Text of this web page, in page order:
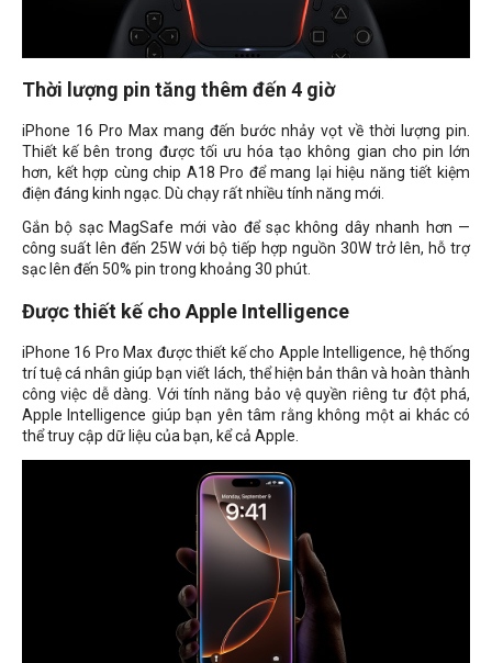
Thời lượng pin tăng thêm đến 4 giờ
iPhone 16 Pro Max mang đến bước nhảy vọt về thời lượng pin.
Thiết kế bên trong được tối ưu hóa tạo không gian cho pin lớn
hơn, kết hợp cùng chip A18 Pro để mang lại hiệu năng tiết kiệm
điện đáng kinh ngạc. Dù chạy rất nhiều tính năng mới.
Gắn bộ sạc MagSafe mới vào để sạc không dây nhanh hơn —
công suất lên đến 25W với bộ tiếp hợp nguồn 30W trở lên, hỗ trợ
sạc lên đến 50% pin trong khoảng 30 phút.
Được thiết kế cho Apple Intelligence
iPhone 16 Pro Max được thiết kế cho Apple Intelligence, hệ thống
trí tuệ cá nhân giúp bạn viết lách, thể hiện bản thân và hoàn thành
công việc dễ dàng. Với tính năng bảo vệ quyền riêng tư đột phá,
Apple Intelligence giúp bạn yên tâm rằng không một ai khác có
thể truy cập dữ liệu của bạn, kể cả Apple.